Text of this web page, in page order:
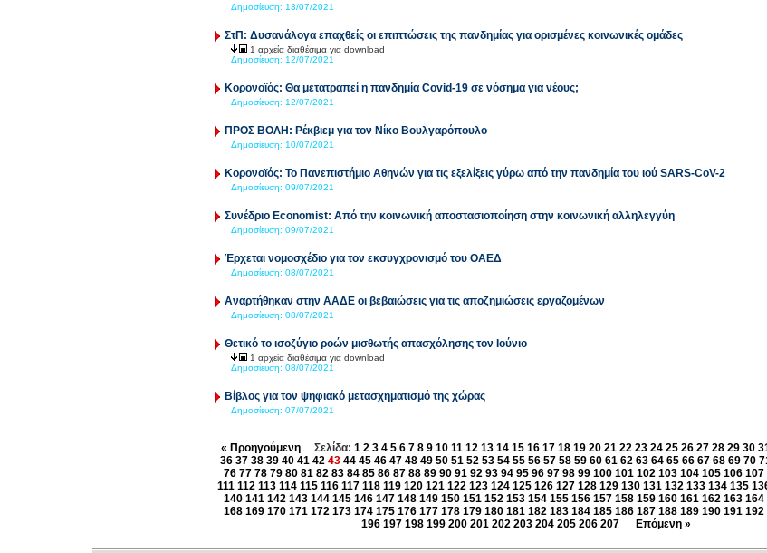
Δημοσίευση: 13/07/2021
ΣτΠ: Δυσανάλογα επαχθείς οι επιπτώσεις της πανδημίας για ορισμένες κοινωνικές ομάδες
1 αρχεία διαθέσιμα για download
Δημοσίευση: 12/07/2021
Κορονοϊός: Θα μετατραπεί η πανδημία Covid-19 σε νόσημα για νέους;
Δημοσίευση: 12/07/2021
ΠΡΟΣ ΒΟΛΗ: Ρέκβιεμ για τον Νίκο Βουλγαρόπουλο
Δημοσίευση: 10/07/2021
Κορονοϊός: Το Πανεπιστήμιο Αθηνών για τις εξελίξεις γύρω από την πανδημία του ιού SARS-CoV-2
Δημοσίευση: 09/07/2021
Συνέδριο Economist: Από την κοινωνική αποστασιοποίηση στην κοινωνική αλληλεγγύη
Δημοσίευση: 09/07/2021
Έρχεται νομοσχέδιο για τον εκσυγχρονισμό του ΟΑΕΔ
Δημοσίευση: 08/07/2021
Αναρτήθηκαν στην ΑΑΔΕ οι βεβαιώσεις για τις αποζημιώσεις εργαζομένων
Δημοσίευση: 08/07/2021
Θετικό το ισοζύγιο ροών μισθωτής απασχόλησης τον Ιούνιο
1 αρχεία διαθέσιμα για download
Δημοσίευση: 08/07/2021
Βίβλος για τον ψηφιακό μετασχηματισμό της χώρας
Δημοσίευση: 07/07/2021
« ΠροηγούμενηΣελίδα: 1 2 3 4 5 6 7 8 9 10 11 12 13 14 15 16 17 18 19 20 21 22 23 24 25 26 27 28 29 30
36 37 38 39 40 41 42 43 44 45 46 47 48 49 50 51 52 53 54 55 56 57 58 59 60 61 62 63 64 65 66 67 68 69 70
76 77 78 79 80 81 82 83 84 85 86 87 88 89 90 91 92 93 94 95 96 97 98 99 100 101 102 103 104 105 106 107
111 112 113 114 115 116 117 118 119 120 121 122 123 124 125 126 127 128 129 130 131 132 133 134 135
140 141 142 143 144 145 146 147 148 149 150 151 152 153 154 155 156 157 158 159 160 161 162 163 164
168 169 170 171 172 173 174 175 176 177 178 179 180 181 182 183 184 185 186 187 188 189 190 191 192
196 197 198 199 200 201 202 203 204 205 206 207 Επόμενη »